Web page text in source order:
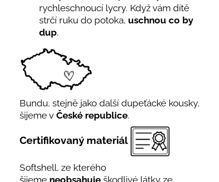
rychleschnoucí lycry. Když vám dítě
strčí ruku do potoka, uschnou co by
dup.
Bundu, stejně jako další dupeťácké kousky,
šijeme v České republice.
Certifikovaný materiál
Softshell, ze kterého
šijeme neobsahuje škodlivé látky ze